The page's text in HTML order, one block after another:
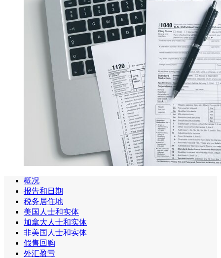
概况
报告和日期
税务居住地
美国人士和实体
加拿大人士和实体
非美国人士和实体
假售回购
外汇盈亏